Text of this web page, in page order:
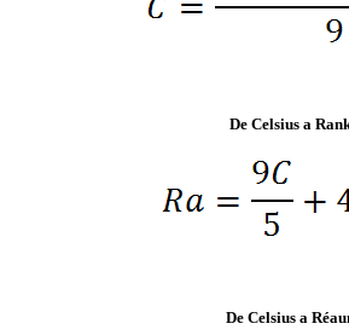
De Celsius a
De Celsius a